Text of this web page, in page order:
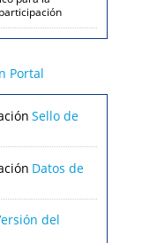
Portal
Sello de
Datos de
del